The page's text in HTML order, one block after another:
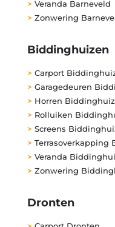
> Veranda Barneveld
> Zonwering
Biddinghuizen
> Carport
> Garagedeuren
> Horren
> Rolluiken
> Screens
> Terrasoverkapping
> Veranda
> Zonwering
Dronten